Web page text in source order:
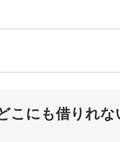
こにも借りれ